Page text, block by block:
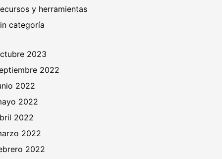
y herramientas
categoría
2023
2022
2022
2022
2022
2022
2022